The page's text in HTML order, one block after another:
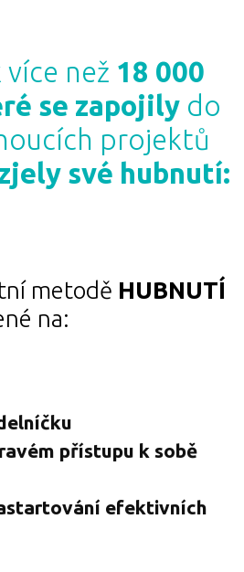
více než 18 000
se zapojily do
projektů
své hubnutí:
metodě HUBNUTÍ
na:
přístupu k sobě
efektivních